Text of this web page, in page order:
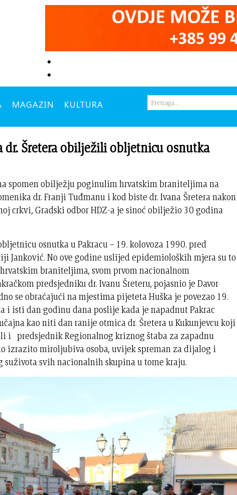
MAGAZIN KULTURA
dr. Šretera obilježili obljetnicu osnutka
spomen obilježju poginulim hrvatskim braniteljima na
dr. Franji Tuđmanu i kod biste dr. Ivana Šretera nakon
crkvi, Gradski odbor HDZ-a je sinoć obilježio 30 godina
osnutka u Pakracu – 19. kolovoza 1990. pred
Janković. No ove godine uslijed epidemioloških mjera su to
braniteljima, svom prvom nacionalnom
predsjedniku dr. Ivanu Šreteru, pojasnio je Davor
se obraćajući na mjestima pijeteta Huška je povezao 19.
i isti dan godinu dana poslije kada je napadnut Pakrac
kao niti dan ranije otmica dr. Šretera u Kukunjevcu koji
i predsjednik Regionalnog kriznog štaba za zapadnu
izrazito miroljubiva osoba, uvijek spreman za dijalog i
svih nacionalnih skupina u tome kraju.